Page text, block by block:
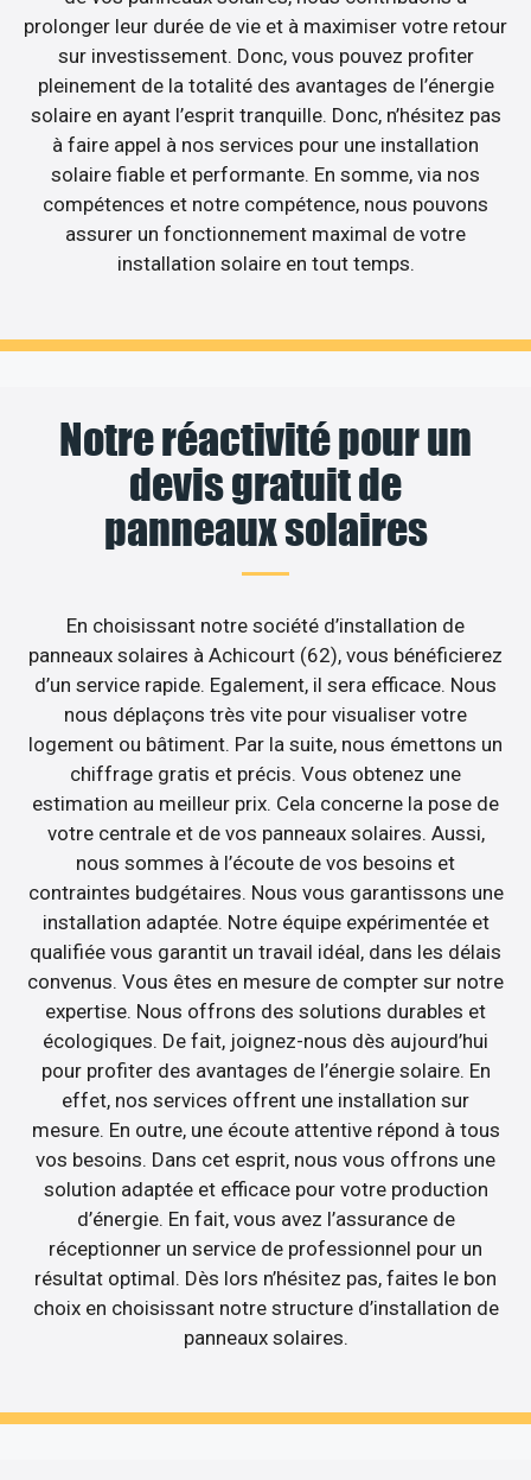
prolonger leur durée de vie et à maximiser votre retour
sur investissement. Donc, vous pouvez profiter
pleinement de la totalité des avantages de l’énergie
solaire en ayant l’esprit tranquille. Donc, n’hésitez pas
à faire appel à nos services pour une installation
solaire fiable et performante. En somme, via nos
compétences et notre compétence, nous pouvons
assurer un fonctionnement maximal de votre
installation solaire en tout temps.
Notre réactivité pour un
devis gratuit de
panneaux solaires
En choisissant notre société d’installation de
panneaux solaires à Achicourt (62), vous bénéficierez
d’un service rapide. Egalement, il sera efficace. Nous
nous déplaçons très vite pour visualiser votre
logement ou bâtiment. Par la suite, nous émettons un
chiffrage gratis et précis. Vous obtenez une
estimation au meilleur prix. Cela concerne la pose de
votre centrale et de vos panneaux solaires. Aussi,
nous sommes à l’écoute de vos besoins et
contraintes budgétaires. Nous vous garantissons une
installation adaptée. Notre équipe expérimentée et
qualifiée vous garantit un travail idéal, dans les délais
convenus. Vous êtes en mesure de compter sur notre
expertise. Nous offrons des solutions durables et
écologiques. De fait, joignez-nous dès aujourd’hui
pour profiter des avantages de l’énergie solaire. En
effet, nos services offrent une installation sur
mesure. En outre, une écoute attentive répond à tous
vos besoins. Dans cet esprit, nous vous offrons une
solution adaptée et efficace pour votre production
d’énergie. En fait, vous avez l’assurance de
réceptionner un service de professionnel pour un
résultat optimal. Dès lors n’hésitez pas, faites le bon
choix en choisissant notre structure d’installation de
panneaux solaires.